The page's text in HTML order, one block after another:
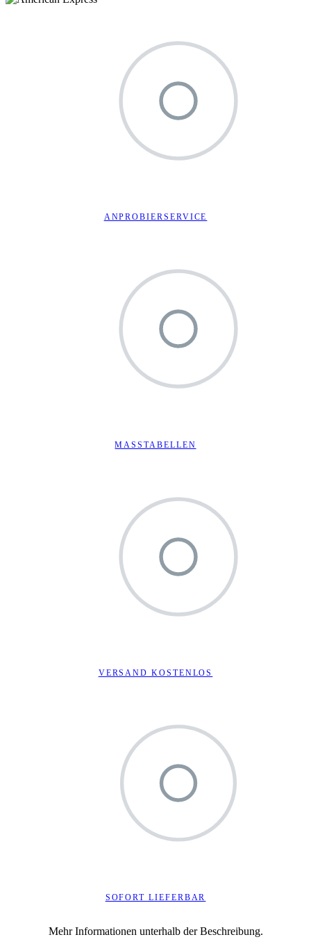
ANPROBIERSERVICE
MASSTABELLEN
VERSAND KOSTENLOS
SOFORT LIEFERBAR
Mehr Informationen unterhalb der Beschreibung.